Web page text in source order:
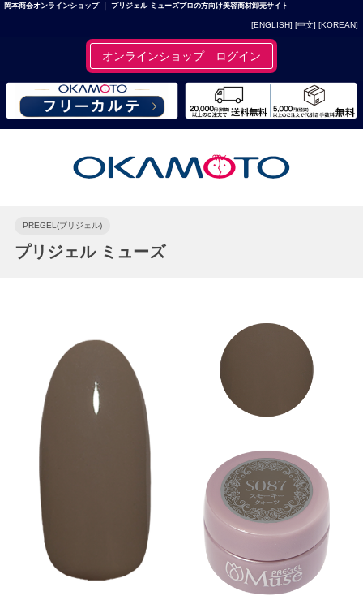
岡本商会オンラインショップ ｜ プリジェル ミューズプロの方向け美容商材卸売サイト
[ENGLISH] [中文] [KOREAN]
オンラインショップ ログイン
PREGEL(プリジェル)
プリジェル ミューズ